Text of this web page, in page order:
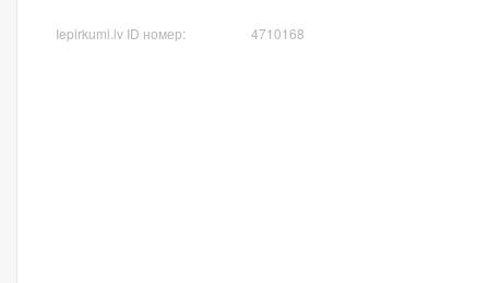
Iepirkumi.lv ID номер: 4710168